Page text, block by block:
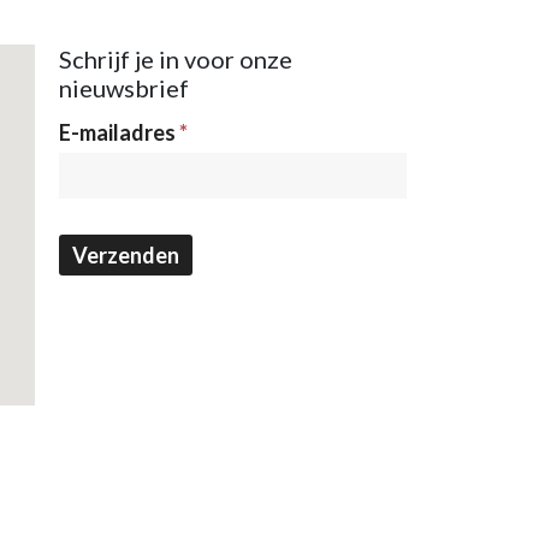
Schrijf je in voor onze
nieuwsbrief
Nieuwsbrief
E-mailadres*
Verzenden